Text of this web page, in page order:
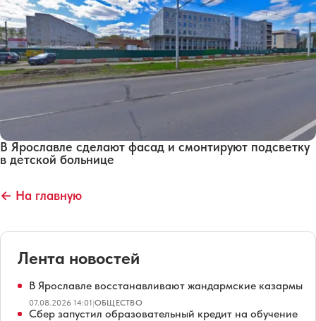
В Ярославле сделают фасад и смонтируют подсветку
в детской больнице
← На главную
Лента новостей
В Ярославле восстанавливают жандармские казармы
07.08.2026 14:01|ОБЩЕСТВО
Сбер запустил образовательный кредит на обучение